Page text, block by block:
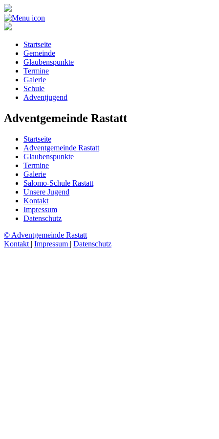
Startseite
Gemeinde
Glaubenspunkte
Termine
Galerie
Schule
Adventjugend
Adventgemeinde Rastatt
Startseite
Adventgemeinde Rastatt
Glaubenspunkte
Termine
Galerie
Salomo-Schule Rastatt
Unsere Jugend
Kontakt
Impressum
Datenschutz
© Adventgemeinde Rastatt
Kontakt | Impressum | Datenschutz